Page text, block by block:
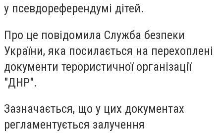
у псевдореферендумі дітей.
Про це повідомила Служба безпеки
України, яка посилається на перехоплені
документи терористичної організації
"ДНР".
Зазначається, що у цих документах
регламентується залучення